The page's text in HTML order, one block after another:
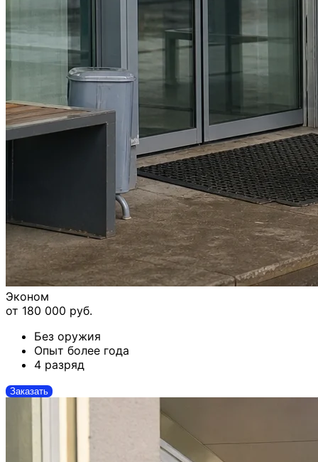
Эконом
от 180 000 руб.
Без оружия
Опыт более года
4 разряд
Заказать